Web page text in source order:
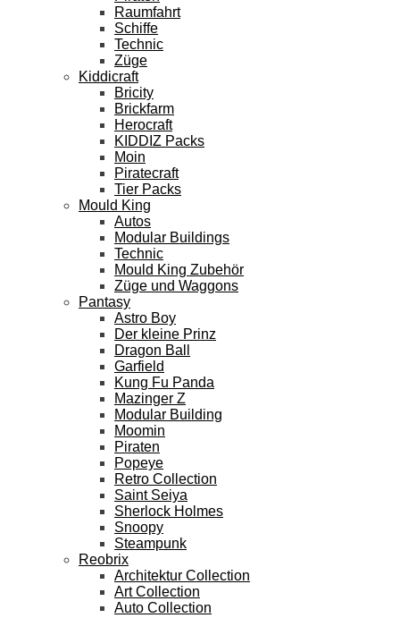
Raumfahrt
Schiffe
Technic
Züge
Kiddicraft
Bricity
Brickfarm
Herocraft
KIDDIZ Packs
Moin
Piratecraft
Tier Packs
Mould King
Autos
Modular Buildings
Technic
Mould King Zubehör
Züge und Waggons
Pantasy
Astro Boy
Der kleine Prinz
Dragon Ball
Garfield
Kung Fu Panda
Mazinger Z
Modular Building
Moomin
Piraten
Popeye
Retro Collection
Saint Seiya
Sherlock Holmes
Snoopy
Steampunk
Reobrix
Architektur Collection
Art Collection
Auto Collection